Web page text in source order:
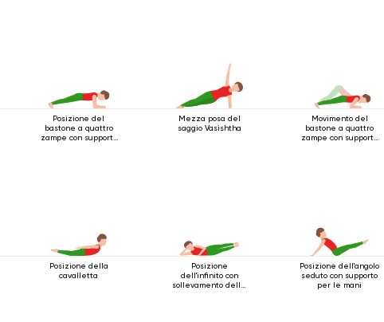
Posizione del
bastone a quattro
zampe con supporto
Mezza posa del
saggio Vasishtha
Movimento del
bastone a quattro
zampe con supporto
Posizione della
cavalletta
Posizione
dell'infinito con
sollevamento delle
Posizione dell'angolo
seduto con supporto
per le mani